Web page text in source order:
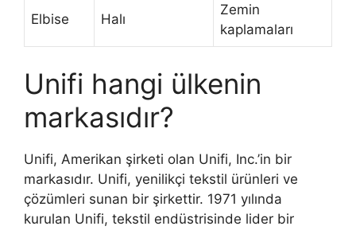
Elbise Halı
Zemin
kaplamaları
Unifi hangi ülkenin
markasıdır?
Unifi, Amerikan şirketi olan Unifi, Inc.’in bir
markasıdır. Unifi, yenilikçi tekstil ürünleri ve
çözümleri sunan bir şirkettir. 1971 yılında
kurulan Unifi, tekstil endüstrisinde lider bir